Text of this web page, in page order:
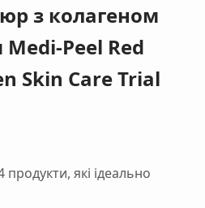
з колагеном
Peel Red
Skin Care Trial
які ідеально